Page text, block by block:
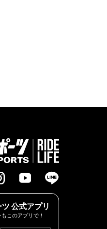
公式アプリ
このアプリで！